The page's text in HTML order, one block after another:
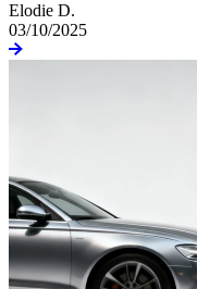
Elodie D.
03/10/2025